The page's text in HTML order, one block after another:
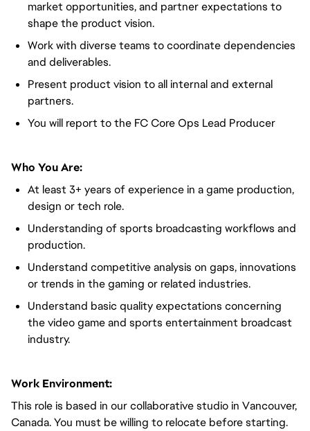
market opportunities, and partner expectations to
shape the product vision.
Work with diverse teams to coordinate dependencies
and deliverables.
Present product vision to all internal and external
partners.
You will report to the FC Core Ops Lead Producer
Who You Are:
At least 3+ years of experience in a game production,
design or tech role.
Understanding of sports broadcasting workflows and
production.
Understand competitive analysis on gaps, innovations
or trends in the gaming or related industries.
Understand basic quality expectations concerning
the video game and sports entertainment broadcast
industry.
Work Environment:
This role is based in our collaborative studio in Vancouver,
Canada. You must be willing to relocate before starting.